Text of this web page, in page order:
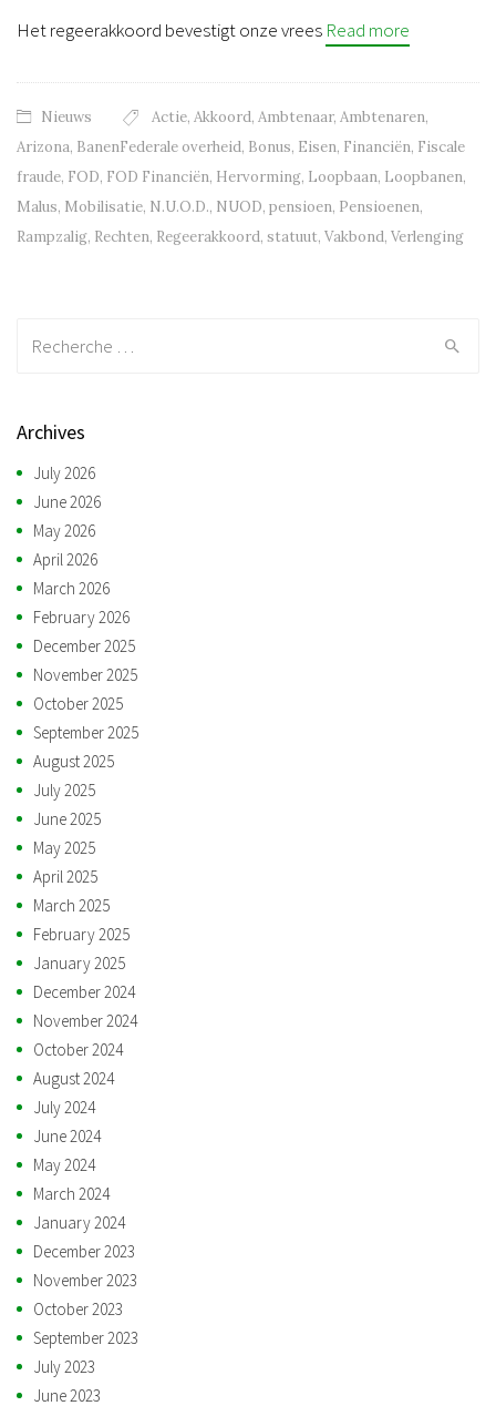
Het regeerakkoord bevestigt onze vrees Read more
Nieuws Actie, Akkoord, Ambtenaar, Ambtenaren,
Arizona, BanenFederale overheid, Bonus, Eisen, Financiën, Fiscale
fraude, FOD, FOD Financiën, Hervorming, Loopbaan, Loopbanen,
Malus, Mobilisatie, N.U.O.D., NUOD, pensioen, Pensioenen,
Rampzalig, Rechten, Regeerakkoord, statuut, Vakbond, Verlenging
Archives
July 2026
June 2026
May 2026
April 2026
March 2026
February 2026
December 2025
November 2025
October 2025
September 2025
August 2025
July 2025
June 2025
May 2025
April 2025
March 2025
February 2025
January 2025
December 2024
November 2024
October 2024
August 2024
July 2024
June 2024
May 2024
March 2024
January 2024
December 2023
November 2023
October 2023
September 2023
July 2023
June 2023